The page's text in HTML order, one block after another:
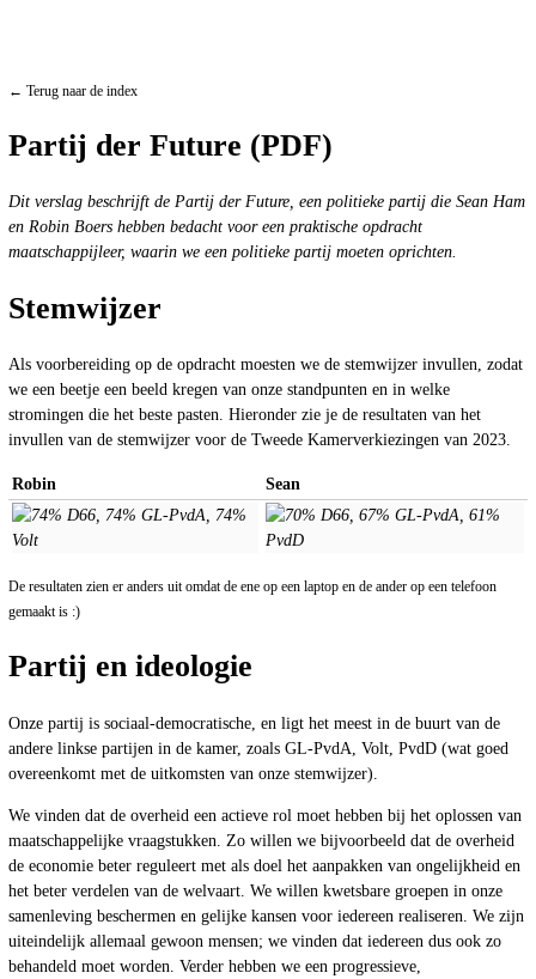
← Terug naar de index
Partij der Future (PDF)
Dit verslag beschrijft de Partij der Future, een politieke partij die Sean Ham
en Robin Boers hebben bedacht voor een praktische opdracht
maatschappijleer, waarin we een politieke partij moeten oprichten.
Stemwijzer
Als voorbereiding op de opdracht moesten we de stemwijzer invullen, zodat
we een beetje een beeld kregen van onze standpunten en in welke
stromingen die het beste pasten. Hieronder zie je de resultaten van het
invullen van de stemwijzer voor de Tweede Kamerverkiezingen van 2023.
Robin Sean
De resultaten zien er anders uit omdat de ene op een laptop en de ander op een telefoon
gemaakt is :)
Partij en ideologie
Onze partij is sociaal-democratische, en ligt het meest in de buurt van de
andere linkse partijen in de kamer, zoals GL-PvdA, Volt, PvdD (wat goed
overeenkomt met de uitkomsten van onze stemwijzer).
We vinden dat de overheid een actieve rol moet hebben bij het oplossen van
maatschappelijke vraagstukken. Zo willen we bijvoorbeeld dat de overheid
de economie beter reguleert met als doel het aanpakken van ongelijkheid en
het beter verdelen van de welvaart. We willen kwetsbare groepen in onze
samenleving beschermen en gelijke kansen voor iedereen realiseren. We zijn
uiteindelijk allemaal gewoon mensen; we vinden dat iedereen dus ook zo
behandeld moet worden. Verder hebben we een progressieve,